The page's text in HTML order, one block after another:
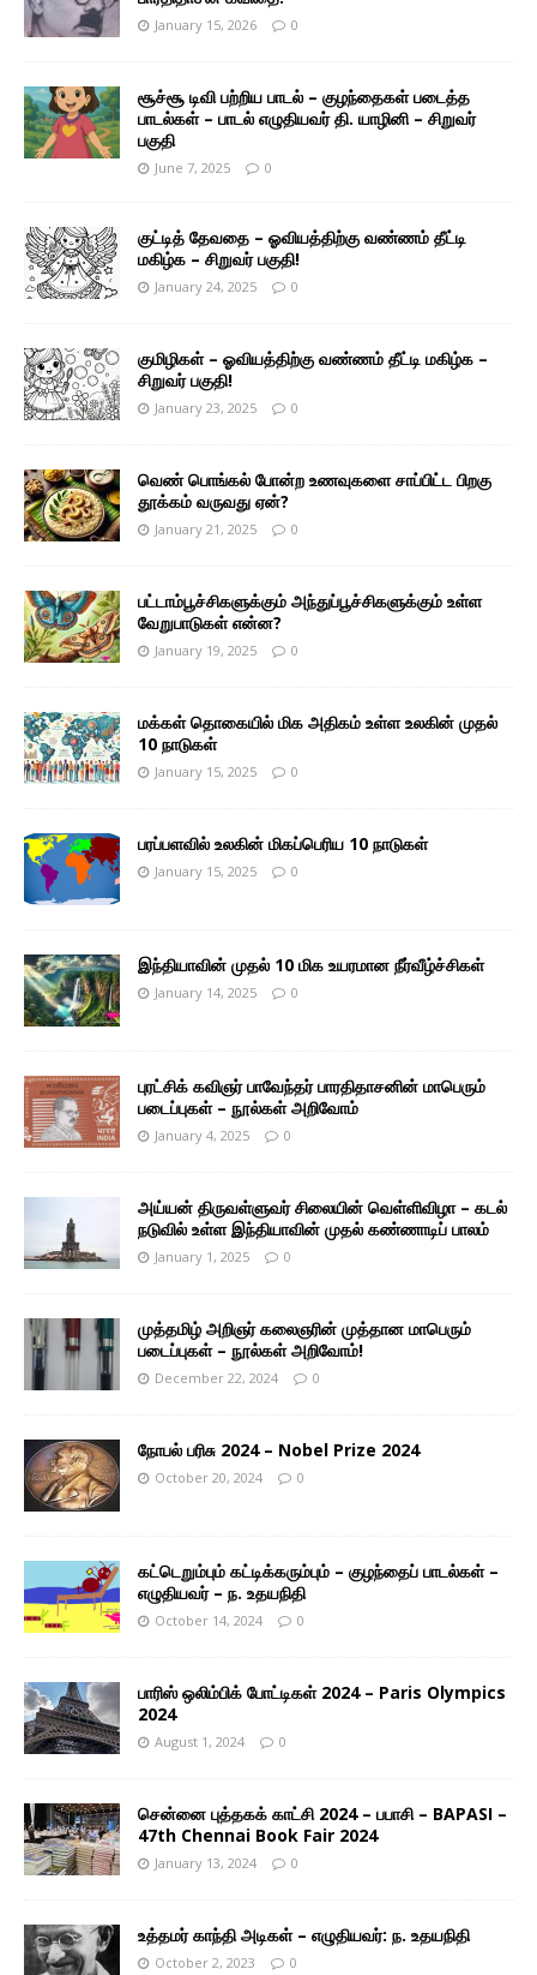
January 15, 2026 0
சூச்சூ டிவி பற்றிய பாடல் – குழந்தைகள் படைத்த
பாடல்கள் – பாடல் எழுதியவர் தி. யாழினி – சிறுவர்
பகுதி
June 7, 2025 0
குட்டித் தேவதை – ஓவியத்திற்கு வண்ணம் தீட்டி
மகிழ்க – சிறுவர் பகுதி!
January 24, 2025 0
குமிழிகள் – ஓவியத்திற்கு வண்ணம் தீட்டி மகிழ்க –
சிறுவர் பகுதி!
January 23, 2025 0
வெண் பொங்கல் போன்ற உணவுகளை சாப்பிட்ட பிறகு
தூக்கம் வருவது ஏன்?
January 21, 2025 0
பட்டாம்பூச்சிகளுக்கும் அந்துப்பூச்சிகளுக்கும் உள்ள
வேறுபாடுகள் என்ன?
January 19, 2025 0
மக்கள் தொகையில் மிக அதிகம் உள்ள உலகின் முதல்
10 நாடுகள்
January 15, 2025 0
பரப்பளவில் உலகின் மிகப்பெரிய 10 நாடுகள்
January 15, 2025 0
இந்தியாவின் முதல் 10 மிக உயரமான நீர்வீழ்ச்சிகள்
January 14, 2025 0
புரட்சிக் கவிஞர் பாவேந்தர் பாரதிதாசனின் மாபெரும்
படைப்புகள் – நூல்கள் அறிவோம்
January 4, 2025 0
அய்யன் திருவள்ளுவர் சிலையின் வெள்ளிவிழா – கடல்
நடுவில் உள்ள இந்தியாவின் முதல் கண்ணாடிப் பாலம்
January 1, 2025 0
முத்தமிழ் அறிஞர் கலைஞரின் முத்தான மாபெரும்
படைப்புகள் – நூல்கள் அறிவோம்!
December 22, 2024 0
நோபல் பரிசு 2024 – Nobel Prize 2024
October 20, 2024 0
கட்டெறும்பும் கட்டிக்கரும்பும் – குழந்தைப் பாடல்கள் –
எழுதியவர் – ந. உதயநிதி
October 14, 2024 0
பாரிஸ் ஒலிம்பிக் போட்டிகள் 2024 – Paris Olympics
2024
August 1, 2024 0
சென்னை புத்தகக் காட்சி 2024 – பபாசி – BAPASI –
47th Chennai Book Fair 2024
January 13, 2024 0
உத்தமர் காந்தி அடிகள் – எழுதியவர்: ந. உதயநிதி
October 2, 2023 0